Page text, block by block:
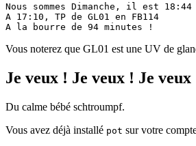
Nous sommes Dimanche, il est 18:44
A 17:10, TP de GL01 en FB114
Vous noterez que GL01 est une UV de
Je veux ! Je veux ! Je veux
Du calme bébé schtroumpf.
Vous avez déjà installé pot sur votre